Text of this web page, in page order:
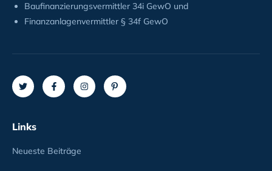
Baufinanzierungsvermittler 34i GewO und
Finanzanlagenvermittler § 34f GewO
Links
Neueste Beiträge